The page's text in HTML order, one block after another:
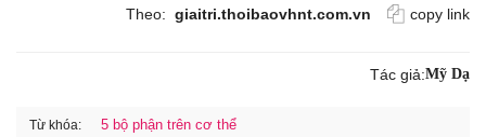
Theo: giaitri.thoibaovhnt.com.vn copy link
Tác giả:Mỹ Dạ
Từ khóa:
5 bộ phận trên cơ thể